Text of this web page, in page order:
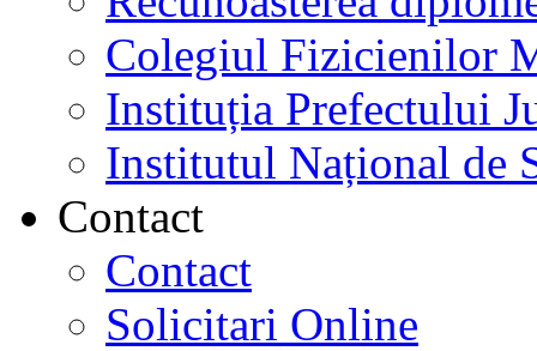
Colegiul Fizicienilor
Instituția Prefectului
Institutul Național de
Contact
Contact
Solicitari Online